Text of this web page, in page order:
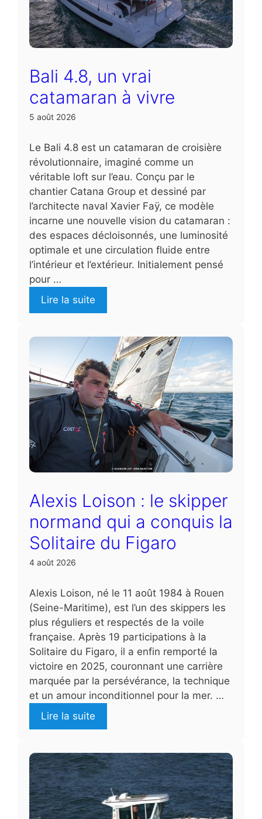
Bali 4.8, un vrai
catamaran à vivre
5 août 2026
Le Bali 4.8 est un catamaran de croisière
révolutionnaire, imaginé comme un
véritable loft sur l’eau. Conçu par le
chantier Catana Group et dessiné par
l’architecte naval Xavier Faÿ, ce modèle
incarne une nouvelle vision du catamaran :
des espaces décloisonnés, une luminosité
optimale et une circulation fluide entre
l’intérieur et l’extérieur. Initialement pensé
pour …
Lire la suite
Alexis Loison : le skipper
normand qui a conquis la
Solitaire du Figaro
4 août 2026
Alexis Loison, né le 11 août 1984 à Rouen
(Seine-Maritime), est l’un des skippers les
plus réguliers et respectés de la voile
française. Après 19 participations à la
Solitaire du Figaro, il a enfin remporté la
victoire en 2025, couronnant une carrière
marquée par la persévérance, la technique
et un amour inconditionnel pour la mer. …
Lire la suite